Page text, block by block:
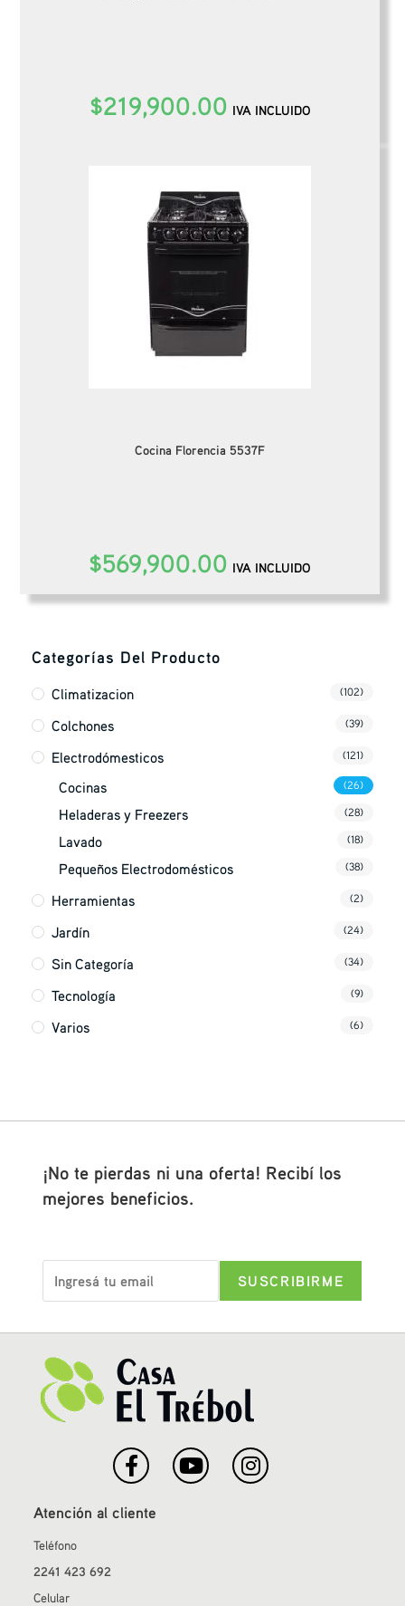
$219,900.00 IVA INCLUIDO
Cocina Florencia 5537F
$569,900.00 IVA INCLUIDO
Categorías Del Producto
Climatizacion (102)
Colchones (39)
Electrodómesticos (121)
Cocinas (26)
Heladeras y Freezers (28)
Lavado (18)
Pequeños Electrodomésticos (38)
Herramientas (2)
Jardín (24)
Sin Categoría (34)
Tecnología (9)
Varios (6)
¡No te pierdas ni una oferta! Recibí los
mejores beneficios.
Atención al cliente
Teléfono
2241 423 692
Celular